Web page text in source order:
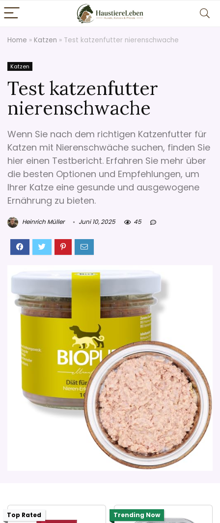
Home » Katzen » Test katzenfutter nierenschwache
Katzen
Test katzenfutter
nierenschwache
Wenn Sie nach dem richtigen Katzenfutter für
Katzen mit Nierenschwäche suchen, finden Sie
hier einen Testbericht. Erfahren Sie mehr über
die besten Optionen und Empfehlungen, um
Ihrer Katze eine gesunde und ausgewogene
Ernährung zu bieten.
Heinrich Müller Juni 10, 2025 45
Top Rated Trending Now